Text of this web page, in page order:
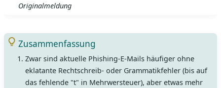
Originalmeldung
Zusammenfassung
Zwar sind aktuelle Phishing-E-Mails häufiger ohne
eklatante Rechtschreib- oder Grammatikfehler (bis auf
das fehlende "t" in Mehrwersteuer), aber etwas mehr